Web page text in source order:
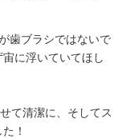
歯ブラシではないで
に浮いていてほし
て清潔に、そしてス
！